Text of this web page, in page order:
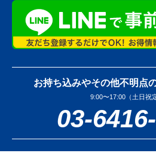
お持ち込みやその他不明点
9:00〜17:00（土日祝
03-